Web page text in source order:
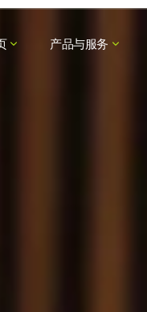
产品与服务